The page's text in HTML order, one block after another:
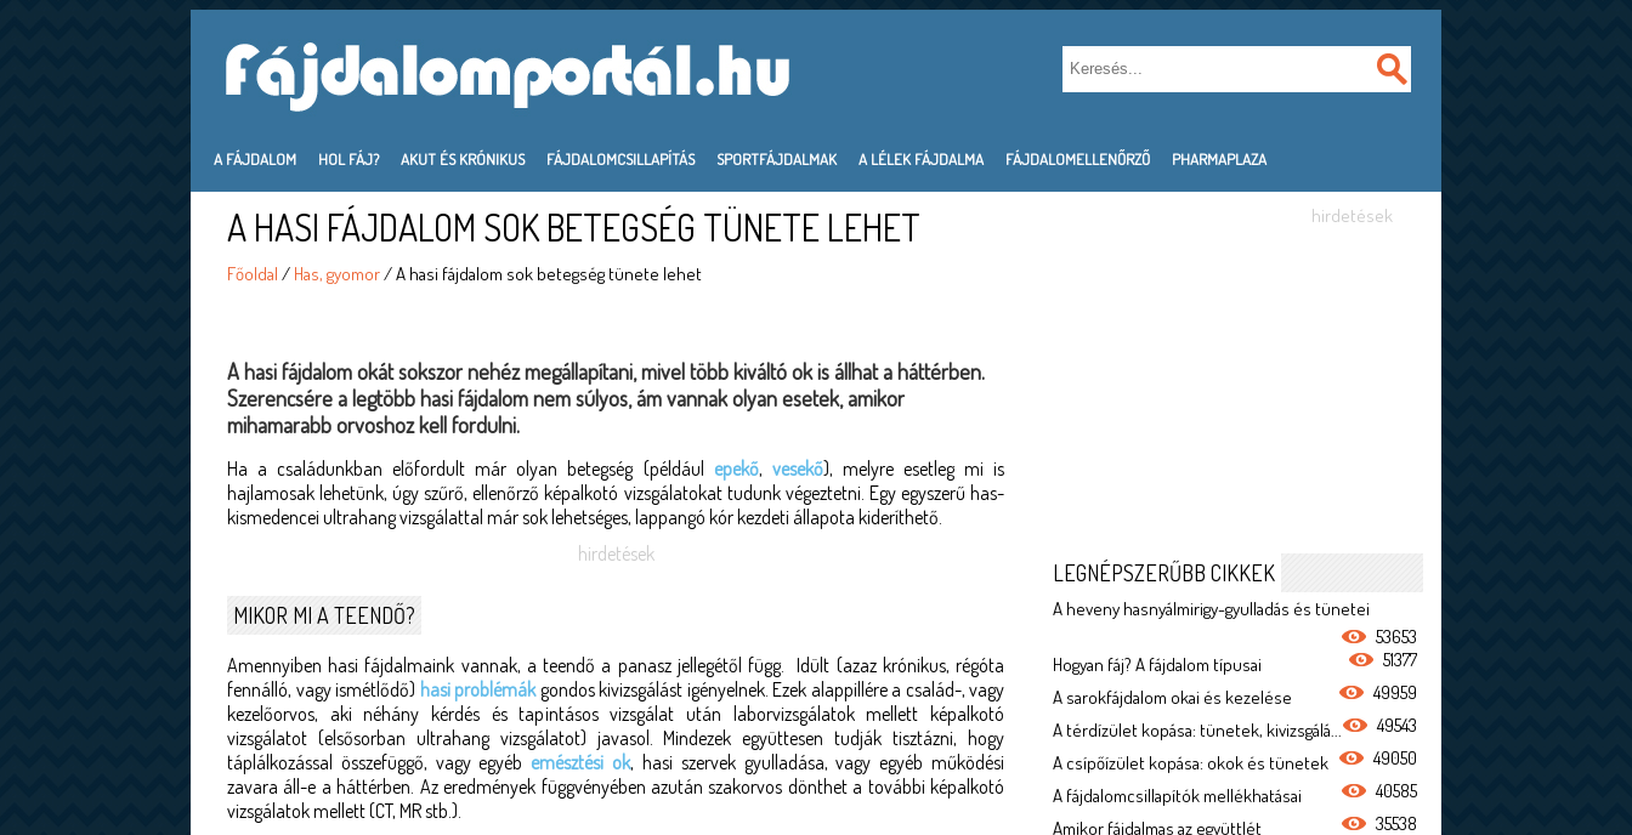
A FÁJDALOM HOL FÁJ? AKUT ÉS KRÓNIKUS FÁJDALOMCSILLAPÍTÁS SPORTFÁJDALMAK A LÉLEK FÁJDALMA FÁJDALOMELLENŐRZŐ PHARMAPLAZA
A HASI FÁJDALOM SOK BETEGSÉG TÜNETE LEHET
Főoldal / Has, gyomor/ A hasi fájdalom sok betegség tünete lehet
A hasi fájdalom okát sokszor nehéz megállapítani, mivel több kiváltó ok is állhat a háttérben.
Szerencsére a legtöbb hasi fájdalom nem súlyos, ám vannak olyan esetek, amikor
mihamarabb orvoshoz kell fordulni.
Ha a családunkban előfordult már olyan betegség (például epekő, vesekő), melyre esetleg mi is
hajlamosak lehetünk, úgy szűrő, ellenőrző képalkotó vizsgálatokat tudunk végeztetni. Egy egyszerű has-
kismedencei ultrahang vizsgálattal már sok lehetséges, lappangó kór kezdeti állapota kideríthető.
hirdetések
MIKOR MI A TEENDŐ?
Amennyiben hasi fájdalmaink vannak, a teendő a panasz jellegétől függ. Idült (azaz krónikus, régóta
fennálló, vagy ismétlődő) hasi problémákgondos kivizsgálást igényelnek. Ezek alappillére a család-, vagy
kezelőorvos, aki néhány kérdés és tapintásos vizsgálat után laborvizsgálatok mellett képalkotó
vizsgálatot (elsősorban ultrahang vizsgálatot) javasol. Mindezek együttesen tudják tisztázni, hogy
táplálkozással összefüggő, vagy egyéb emésztési ok, hasi szervek gyulladása, vagy egyéb működési
zavara áll-e a háttérben. Az eredmények függvényében azután szakorvos dönthet a további képalkotó
vizsgálatok mellett (CT, MR stb.).
hirdetések
LEGNÉPSZERŰBB CIKKEK
A heveny hasnyálmirigy-gyulladás és tünetei
53653
Hogyan fáj? A fájdalom típusai
51377
A sarokfájdalom okai és kezelése
49959
A térdízület kopása: tünetek, kivizsgálá...
49543
A csípőízület kopása: okok és tünetek
49050
A fájdalomcsillapítók mellékhatásai
40585
Amikor fájdalmas az együttlét
35538